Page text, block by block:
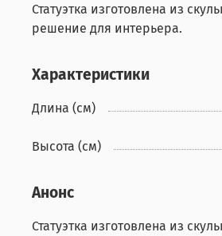
Статуэтка изготовлена из
решение для интерьера.
Характеристики
Длина (см)
Высота (см)
Анонс
Статуэтка изготовлена из